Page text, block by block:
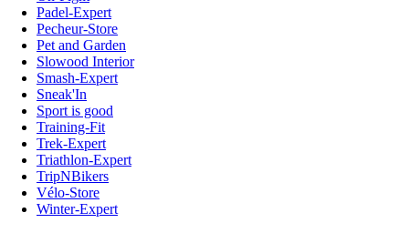
Padel-Expert
Pecheur-Store
Pet and Garden
Slowood Interior
Smash-Expert
Sneak'In
Sport is good
Training-Fit
Trek-Expert
Triathlon-Expert
TripNBikers
Vélo-Store
Winter-Expert